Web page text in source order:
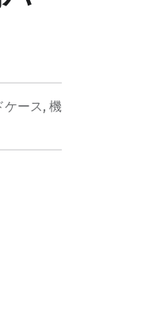
ケース, 機